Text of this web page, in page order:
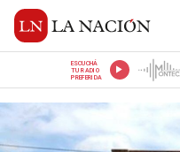
ESCUCHÁ
TU RADIO
PREFERIDA